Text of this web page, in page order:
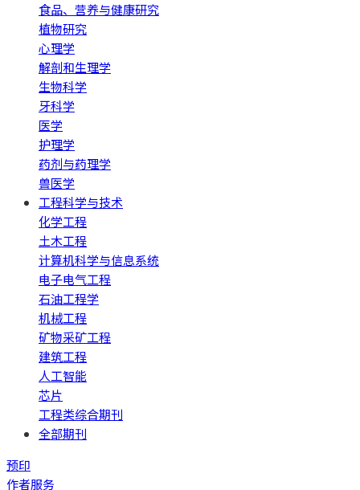
食品、营养与健康研究
植物研究
心理学
解剖和生理学
生物科学
牙科学
医学
护理学
药剂与药理学
兽医学
工程科学与技术
化学工程
土木工程
计算机科学与信息系统
电子电气工程
石油工程学
机械工程
矿物采矿工程
建筑工程
人工智能
芯片
工程类综合期刊
全部期刊
预印
作者服务